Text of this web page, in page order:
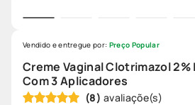
Creme Vaginal Clotrimazol 2%
Com 3 Aplicadores
(8)
Vendido e entregue por: Preço Popular